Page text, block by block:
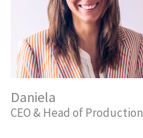
Daniela
CEO & Head of Production